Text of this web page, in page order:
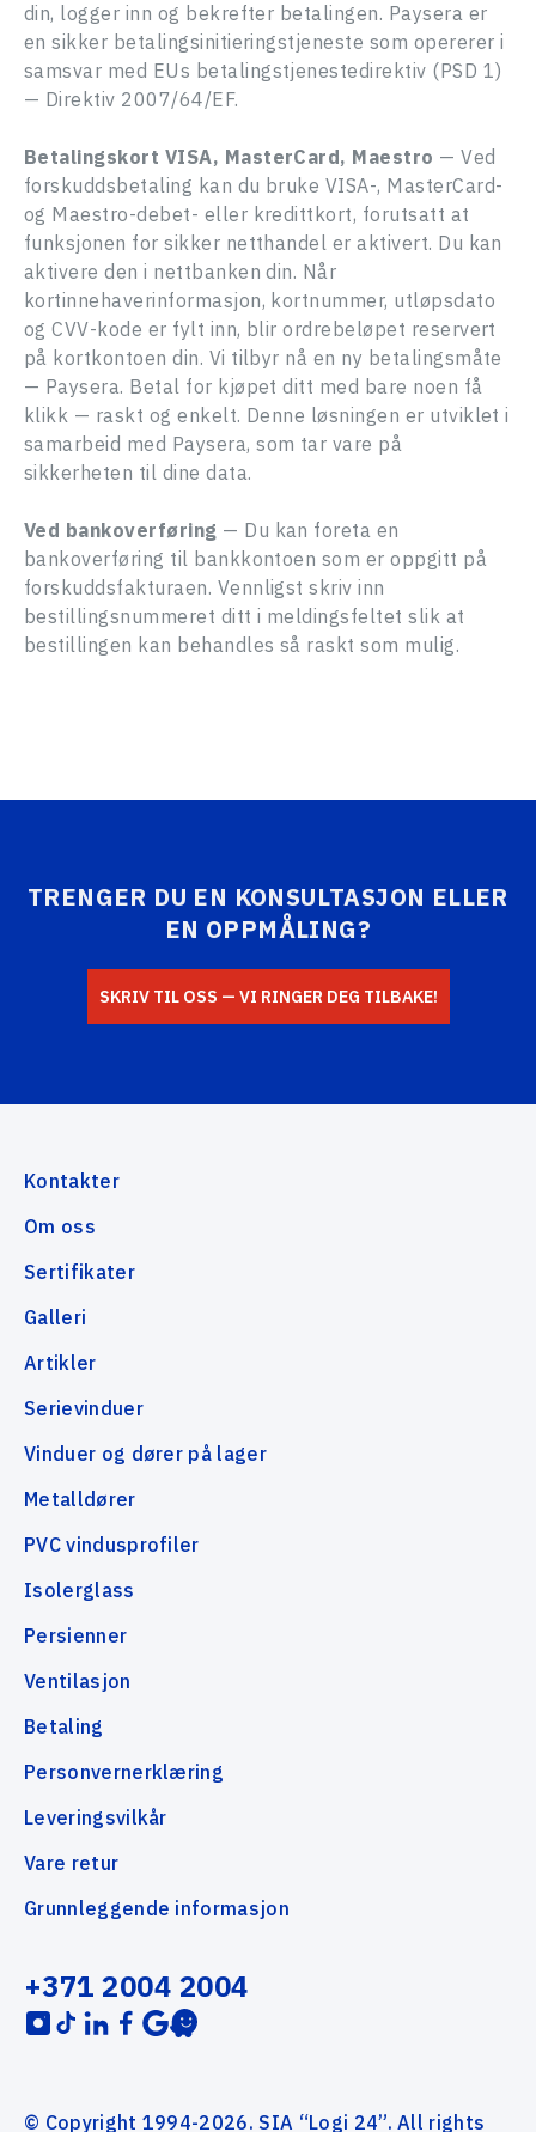
LOGG INN
Passord
E-mail
din, logger inn og bekrefter betalingen. Paysera er
en sikker betalingsinitieringstjeneste som opererer i
samsvar med EUs betalingstjenestedirektiv (PSD 1)
— Direktiv 2007/64/EF.
Betalingskort VISA, MasterCard, Maestro — Ved
forskuddsbetaling kan du bruke VISA-, MasterCard-
og Maestro-debet- eller kredittkort, forutsatt at
funksjonen for sikker netthandel er aktivert. Du kan
aktivere den i nettbanken din. Når
kortinnehaverinformasjon, kortnummer, utløpsdato
og CVV-kode er fylt inn, blir ordrebeløpet reservert
på kortkontoen din. Vi tilbyr nå en ny betalingsmåte
— Paysera. Betal for kjøpet ditt med bare noen få
klikk — raskt og enkelt. Denne løsningen er utviklet i
samarbeid med Paysera, som tar vare på
sikkerheten til dine data.
Ved bankoverføring — Du kan foreta en
bankoverføring til bankkontoen som er oppgitt på
forskuddsfakturaen. Vennligst skriv inn
bestillingsnummeret ditt i meldingsfeltet slik at
bestillingen kan behandles så raskt som mulig.
TRENGER DU EN KONSULTASJON ELLER
EN OPPMÅLING?
SKRIV TIL OSS — VI RINGER DEG TILBAKE!
Kontakter
Om oss
Sertifikater
Galleri
Artikler
Serievinduer
Vinduer og dører på lager
Metalldører
PVC vindusprofiler
Isolerglass
Persienner
Ventilasjon
Betaling
Personvernerklæring
Leveringsvilkår
Vare retur
Grunnleggende informasjon
+371 2004 2004
© Copyright 1994-2026. SIA “Logi 24”. All rights
SKRIV TIL OSS,
Og vi vil kontakte deg innen 1 arbeidsdag. Vi hjelper
deg med alle spørsmål og gir råd om hva du bør gjøre
videre.
Fornavn Etternavn
Telefonnummer*
E-mail
Adresse
SENDE
TAKK! DIN FORESPØRSEL ER MOTTATT.
Vår manager vil kontakte deg innen 1 arbeidsdag.